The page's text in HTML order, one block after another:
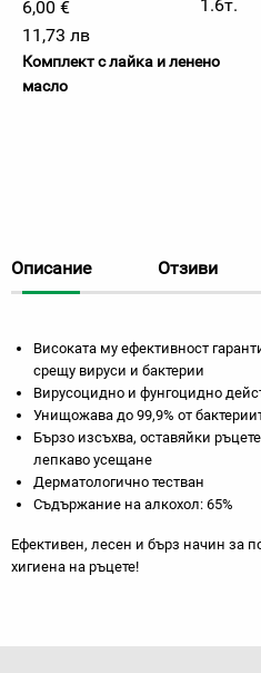
6,00 €
1.6т.
11,73 лв
Комплект с лайка и ленено
масло
Описание Отзиви
Високата му ефективност
срещу вируси и бактерии
Вирусоцидно и фунгоцидно
Унищожава до 99,9% от
Бързо изсъхва, оставяйки
лепкаво усещане
Дерматологично тестван
Съдържание на алкохол: 65%
Ефективен, лесен и бърз начин за
хигиена на ръцете!